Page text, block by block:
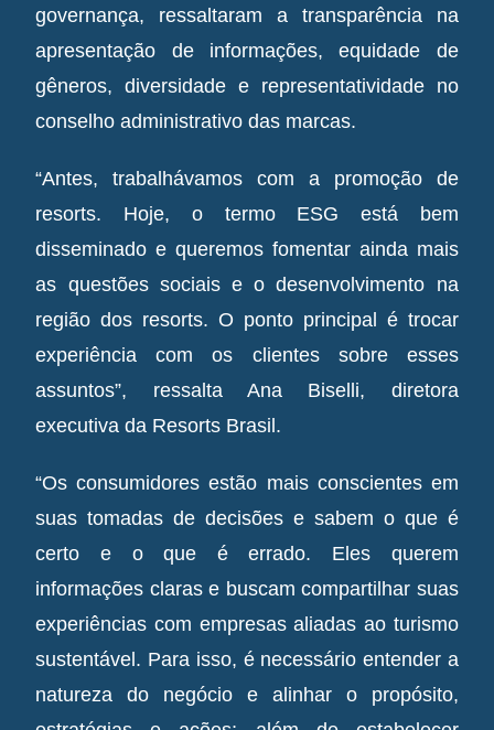
governança, ressaltaram a transparência na
apresentação de informações, equidade de
gêneros, diversidade e representatividade no
conselho administrativo das marcas.
“Antes, trabalhávamos com a promoção de
resorts. Hoje, o termo ESG está bem
disseminado e queremos fomentar ainda mais
as questões sociais e o desenvolvimento na
região dos resorts. O ponto principal é trocar
experiência com os clientes sobre esses
assuntos”, ressalta Ana Biselli, diretora
executiva da Resorts Brasil.
“Os consumidores estão mais conscientes em
suas tomadas de decisões e sabem o que é
certo e o que é errado. Eles querem
informações claras e buscam compartilhar suas
experiências com empresas aliadas ao turismo
sustentável. Para isso, é necessário entender a
natureza do negócio e alinhar o propósito,